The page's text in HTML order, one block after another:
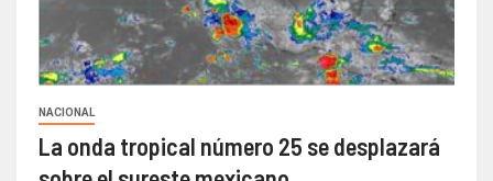
NACIONAL
La onda tropical número 25 se desplazará